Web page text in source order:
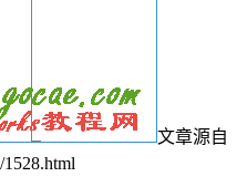
文章源自